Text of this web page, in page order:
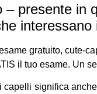
– presente in
interessano
gratuito, cute-
il tuo esame. Un
capelli significa